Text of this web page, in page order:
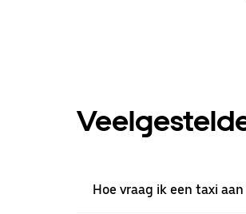
Hoe vraag ik een taxi